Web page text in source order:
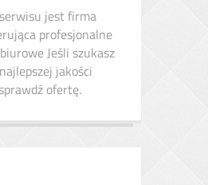
jest firma
profesjonalne
Jeśli szukasz
jakości
ofertę.